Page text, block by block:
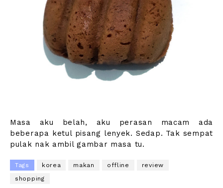
Masa aku belah, aku perasan macam ada
beberapa ketul pisang lenyek. Sedap. Tak sempat
pulak nak ambil gambar masa tu.
Tags korea makan offline
review
shopping